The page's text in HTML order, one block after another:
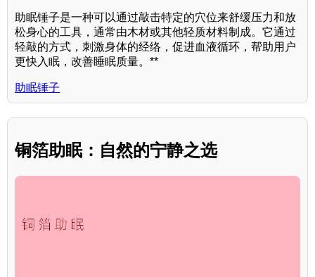
助眠锤子是一种可以通过敲击特定的穴位来舒缓压力和放
松身心的工具，通常由木材或其他轻质材料制成。它通过
轻敲的方式，刺激身体的经络，促进血液循环，帮助用户
更快入眠，改善睡眠质量。**
助眠锤子
铜箔助眠：自然的宁静之选